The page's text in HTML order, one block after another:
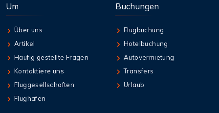
Um
Über uns
Artikel
Häufig gestellte Fragen
Kontaktiere uns
Fluggesellschaften
Flughafen
Buchungen
Flugbuchung
Hotelbuchung
Autovermietung
Transfers
Urlaub